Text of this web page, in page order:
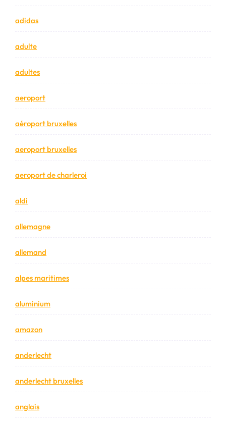
adidas
adulte
adultes
aeroport
aéroport bruxelles
aeroport bruxelles
aeroport de charleroi
aldi
allemagne
allemand
alpes maritimes
aluminium
amazon
anderlecht
anderlecht bruxelles
anglais